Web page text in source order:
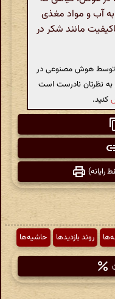
آب و مواد مغذی
مانند شکر در
توسط هوش مصنوعی در
به نظرتان نادرست است
کنید.
رایانه)
روند بازدیدها حاشیه‌ها